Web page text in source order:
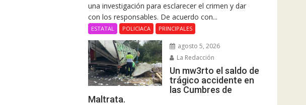
una investigación para esclarecer el crimen y dar
con los responsables. De acuerdo con...
ESTATAL POLICIACA PRINCIPALES
agosto 5, 2026
La Redacción
Un mw3rto el saldo de
trágico accidente en
las Cumbres de
Maltrata.